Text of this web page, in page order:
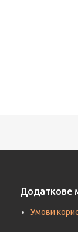
Додаткове
Умови